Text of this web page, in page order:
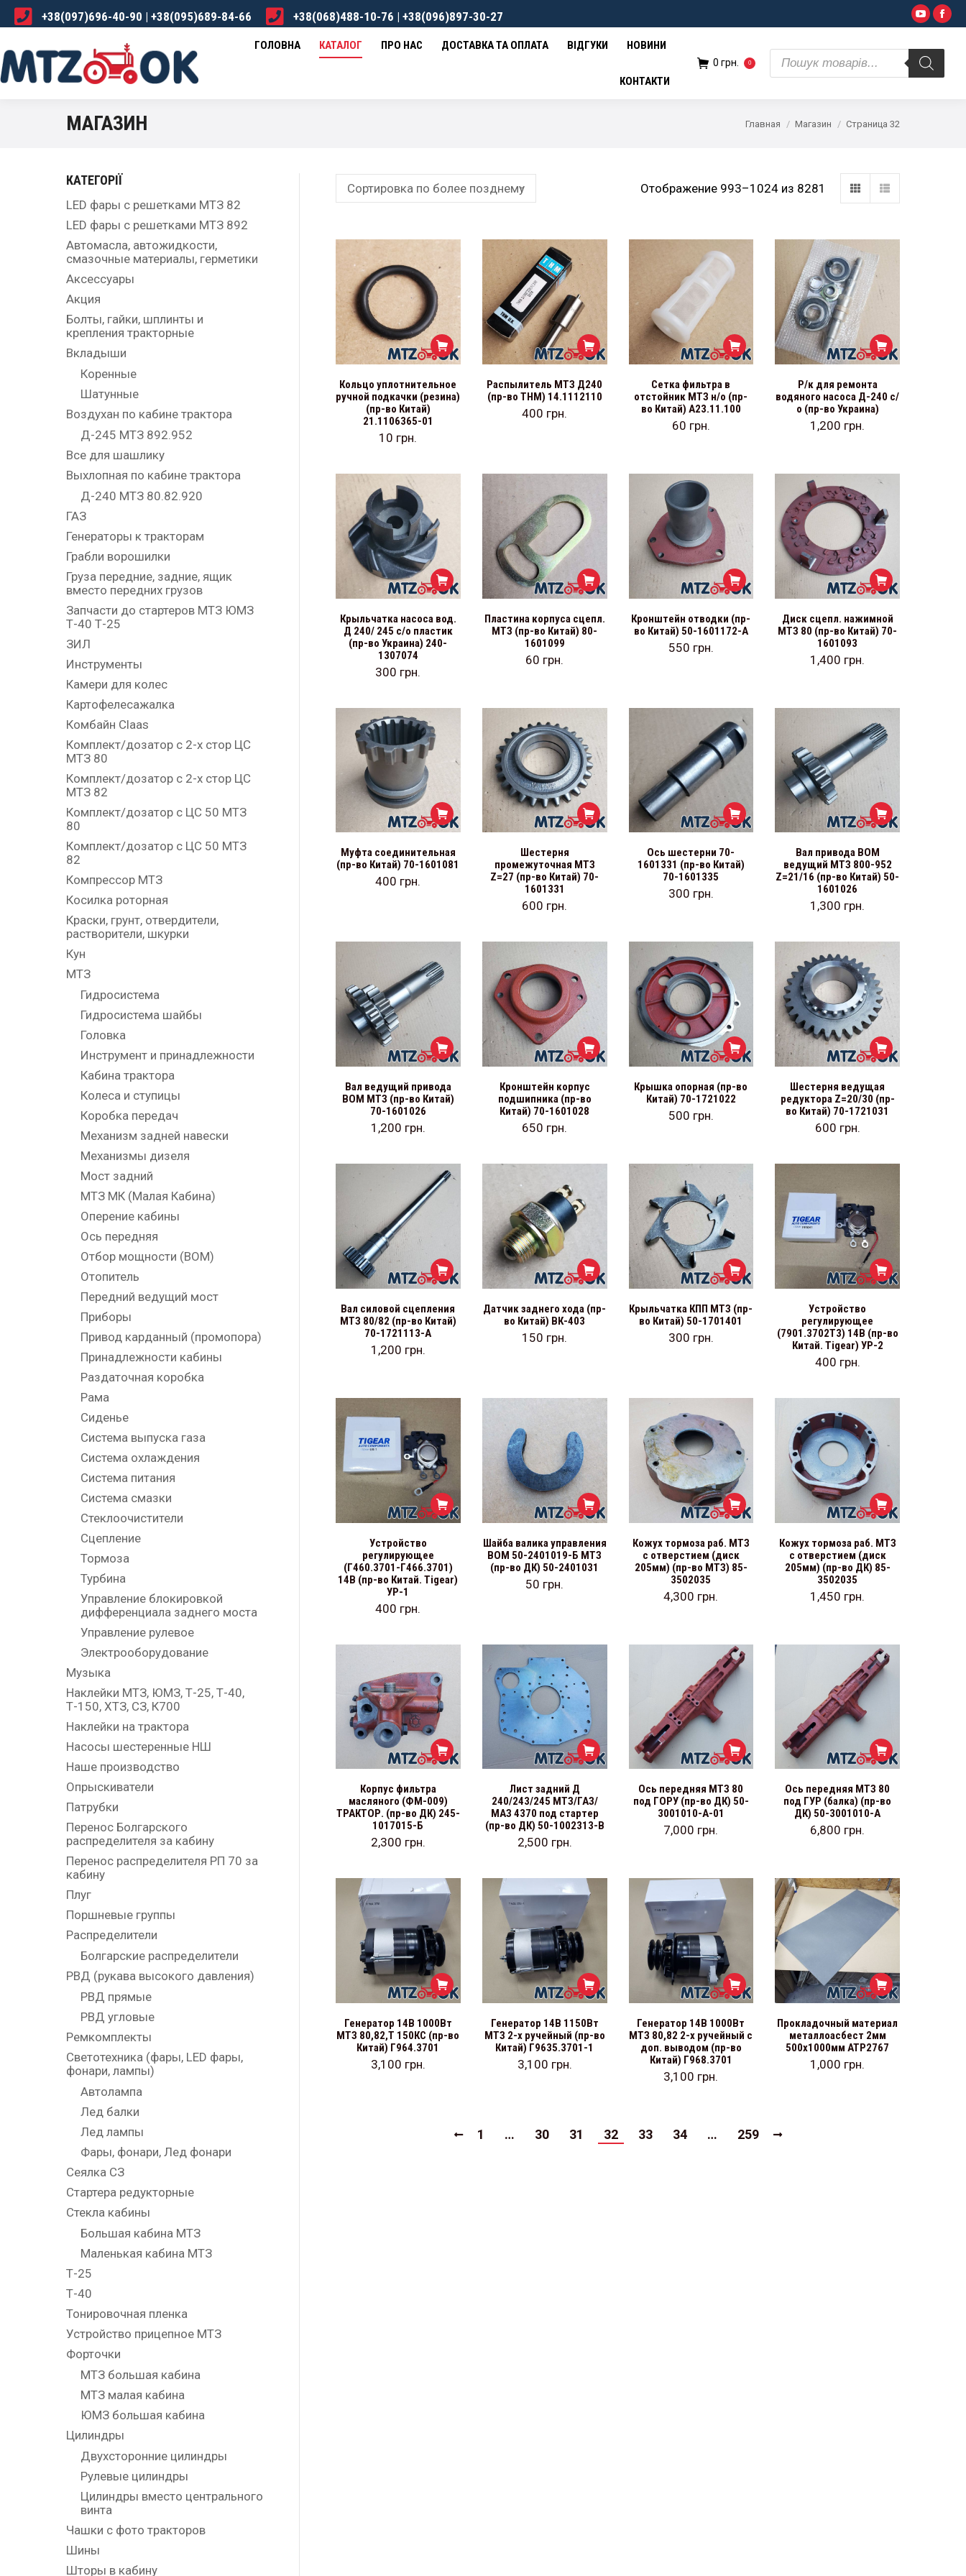
+38(097)696-40-90 | +38(095)689-84-66 +38(068)488-10-76 | +38(096)897-30-27
ГОЛОВНА КАТАЛОГ ПРО НАС ДОСТАВКА ТА ОПЛАТА ВІДГУКИ НОВИНИ
КОНТАКТИ
0грн. 0
Поиск
товаров
МАГАЗИН Главная Магазин Страница 32
Отображение 993–1024 из 8281
Кольцо уплотнительное
ручной подкачки (резина)
(пр-во Китай)
21.1106365-01
10 грн.
Распылитель МТЗ Д240
(пр-во ТНМ) 14.1112110
400 грн.
Сетка фильтра в
отстойник МТЗ н/о (пр-
во Китай) А23.11.100
60 грн.
Р/к для ремонта
водяного насоса Д-240 с/
о (пр-во Украина)
1,200 грн.
Крыльчатка насоса вод.
Д 240/ 245 с/о пластик
(пр-во Украина) 240-
1307074
300 грн.
Пластина корпуса сцепл.
МТЗ (пр-во Китай) 80-
1601099
60 грн.
Кронштейн отводки (пр-
во Китай) 50-1601172-А
550 грн.
Диск сцепл. нажимной
МТЗ 80 (пр-во Китай) 70-
1601093
1,400 грн.
Муфта соединительная
(пр-во Китай) 70-1601081
400 грн.
Шестерня
промежуточная МТЗ
Z=27 (пр-во Китай) 70-
1601331
600 грн.
Ось шестерни 70-
1601331 (пр-во Китай)
70-1601335
300 грн.
Вал привода ВОМ
ведущий МТЗ 800-952
Z=21/16 (пр-во Китай) 50-
1601026
1,300 грн.
Вал ведущий привода
ВОМ МТЗ (пр-во Китай)
70-1601026
1,200 грн.
Кронштейн корпус
подшипника (пр-во
Китай) 70-1601028
650 грн.
Крышка опорная (пр-во
Китай) 70-1721022
500 грн.
Шестерня ведущая
редуктора Z=20/30 (пр-
во Китай) 70-1721031
600 грн.
Вал силовой сцепления
МТЗ 80/82 (пр-во Китай)
70-1721113-А
1,200 грн.
Датчик заднего хода (пр-
во Китай) ВК-403
150 грн.
Крыльчатка КПП МТЗ (пр-
во Китай) 50-1701401
300 грн.
Устройство
регулирующее
(7901.3702Т3) 14В (пр-во
Китай. Tigear) УР-2
400 грн.
Устройство
регулирующее
(Г460.3701-Г466.3701)
14В (пр-во Китай. Tigear)
УР-1
400 грн.
Шайба валика управления
ВОМ 50-2401019-Б МТЗ
(пр-во ДК) 50-2401031
50 грн.
Кожух тормоза раб. МТЗ
с отверстием (диск
205мм) (пр-во МТЗ) 85-
3502035
4,300 грн.
Кожух тормоза раб. МТЗ
с отверстием (диск
205мм) (пр-во ДК) 85-
3502035
1,450 грн.
Корпус фильтра
масляного (ФМ-009)
ТРАКТОР. (пр-во ДК) 245-
1017015-Б
2,300 грн.
Лист задний Д
240/243/245 МТЗ/ГАЗ/
МАЗ 4370 под стартер
(пр-во ДК) 50-1002313-В
2,500 грн.
Ось передняя МТЗ 80
под ГОРУ (пр-во ДК) 50-
3001010-А-01
7,000 грн.
Ось передняя МТЗ 80
под ГУР (балка) (пр-во
ДК) 50-3001010-А
6,800 грн.
Генератор 14В 1000Вт
МТЗ 80,82,Т 150КС (пр-во
Китай) Г964.3701
3,100 грн.
Генератор 14В 1150Вт
МТЗ 2-х ручейный (пр-во
Китай) Г9635.3701-1
3,100 грн.
Генератор 14В 1000Вт
МТЗ 80,82 2-х ручейный с
доп. выводом (пр-во
Китай) Г968.3701
3,100 грн.
Прокладочный материал
металлоасбест 2мм
500х1000мм АТР2767
1,000 грн.
1 … 30 31 32 33 34 … 259
КАТЕГОРІЇ
LED фары с решетками МТЗ 82
LED фары с решетками МТЗ 892
Автомасла, автожидкости,
смазочные материалы, герметики
Аксессуары
Акция
Болты, гайки, шплинты и
крепления тракторные
Вкладыши
Коренные
Шатунные
Воздухан по кабине трактора
Д-245 МТЗ 892.952
Все для шашлику
Выхлопная по кабине трактора
Д-240 МТЗ 80.82.920
ГАЗ
Генераторы к тракторам
Грабли ворошилки
Груза передние, задние, ящик
вместо передних грузов
Запчасти до стартеров МТЗ ЮМЗ
Т-40 Т-25
ЗИЛ
Инструменты
Камери для колес
Картофелесажалка
Комбайн Claas
Комплект/дозатор с 2-х стор ЦС
МТЗ 80
Комплект/дозатор с 2-х стор ЦС
МТЗ 82
Комплект/дозатор с ЦС 50 МТЗ
80
Комплект/дозатор с ЦС 50 МТЗ
82
Компрессор МТЗ
Косилка роторная
Краски, грунт, отвердители,
растворители, шкурки
Кун
МТЗ
Гидросистема
Гидросистема шайбы
Головка
Инструмент и принадлежности
Кабина трактора
Колеса и ступицы
Коробка передач
Механизм задней навески
Механизмы дизеля
Мост задний
МТЗ МК (Малая Кабина)
Оперение кабины
Ось передняя
Отбор мощности (ВОМ)
Отопитель
Передний ведущий мост
Приборы
Привод карданный (промопора)
Принадлежности кабины
Раздаточная коробка
Рама
Сиденье
Система выпуска газа
Система охлаждения
Система питания
Система смазки
Стеклоочистители
Сцепление
Тормоза
Турбина
Управление блокировкой
дифференциала заднего моста
Управление рулевое
Электрооборудование
Музыка
Наклейки МТЗ, ЮМЗ, Т-25, Т-40,
Т-150, ХТЗ, СЗ, К700
Наклейки на трактора
Насосы шестеренные НШ
Наше производство
Опрыскиватели
Патрубки
Перенос Болгарского
распределителя за кабину
Перенос распределителя РП 70 за
кабину
Плуг
Поршневые группы
Распределители
Болгарские распределители
РВД (рукава высокого давления)
РВД прямые
РВД угловые
Ремкомплекты
Светотехника (фары, LED фары,
фонари, лампы)
Автолампа
Лед балки
Лед лампы
Фары, фонари, Лед фонари
Сеялка СЗ
Стартера редукторные
Стекла кабины
Большая кабина МТЗ
Маленькая кабина МТЗ
Т-25
Т-40
Тонировочная пленка
Устройство прицепное МТЗ
Форточки
МТЗ большая кабина
МТЗ малая кабина
ЮМЗ большая кабина
Цилиндры
Двухсторонние цилиндры
Рулевые цилиндры
Цилиндры вместо центрального
винта
Чашки с фото тракторов
Шины
Шторы в кабину
ГОЛОВНА КАТАЛОГ ПРО НАС ДОСТАВКА ТА ОПЛАТА ВІДГУКИ НОВИНИ
товаров